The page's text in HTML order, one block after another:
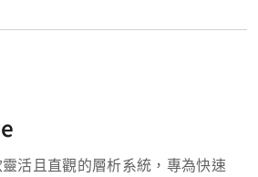
。系統透過明視野與多色螢光成像
活且直觀的層析系統，專為快速